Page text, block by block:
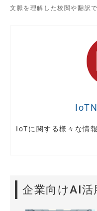
文脈を理解した校閲や翻訳
IoTに関する様々な情
企業向けAI活